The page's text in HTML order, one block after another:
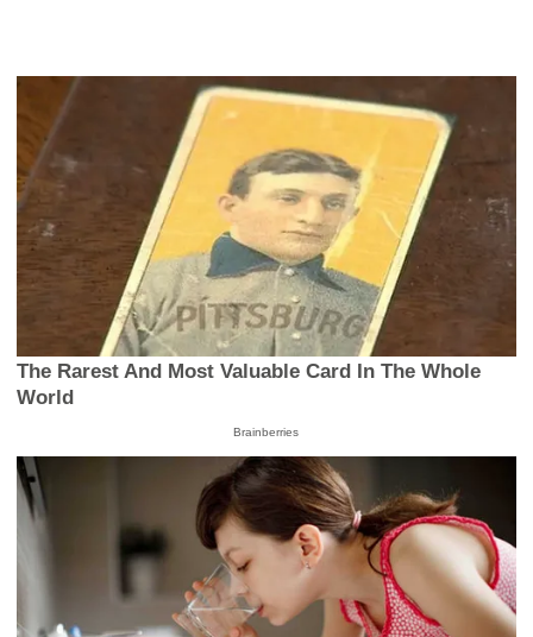
The Rarest And Most Valuable Card In The Whole
World
Brainberries